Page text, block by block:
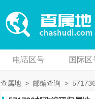
电话区号 国际区
查属地 > 邮编查询 >